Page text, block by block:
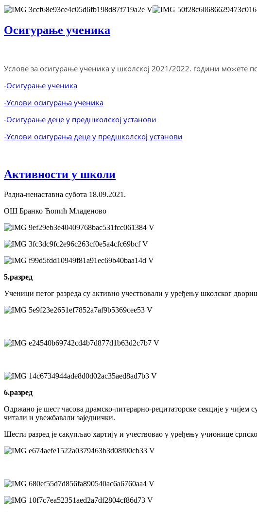
Осигурање ученика
Услове за осигурање ученика у школској 2021/2022. години можете
-Осигурање ученика
-Услови осигурања ученика
-Осигурање деце у предшколској установи
-Услови осигурања деце у предшколској установи
Активности у школи
Радна-ненаставна субота 18.09.2021.
ОШ Бранко Ћопић Младеново
5.разред
Ученици петог разреда су активно учествовали у уређењу школског
6.разред
Одржано је шест часова драмско-литерарно-рецитаторске секције у
читали и увежбавали заједнички.
Шести разред је сакупљао хартију и учествовао у уређењу учионице